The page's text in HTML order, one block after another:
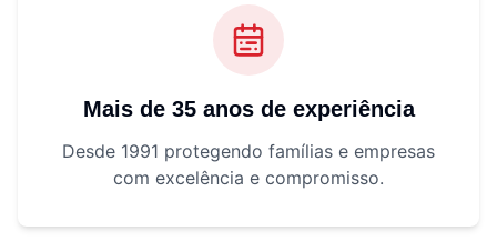
Mais de 35 anos de experiência
Desde 1991 protegendo famílias e empresas
com excelência e compromisso.